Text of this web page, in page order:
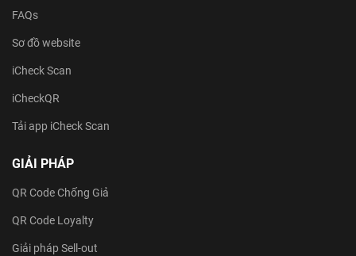
FAQs
Sơ đồ website
iCheck Scan
iCheckQR
Tải app iCheck Scan
GIẢI PHÁP
QR Code Chống Giả
QR Code Loyalty
Giải pháp Sell-out